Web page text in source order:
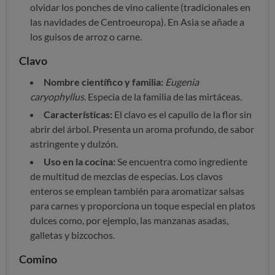
olvidar los ponches de vino caliente (tradicionales en
las navidades de Centroeuropa). En Asia se añade a
los guisos de arroz o carne.
Clavo
Nombre científico y familia: Eugenia
caryophyllus. Especia de la familia de las mirtáceas.
Características: El clavo es el capullo de la flor sin
abrir del árbol. Presenta un aroma profundo, de sabor
astringente y dulzón.
Uso en la cocina: Se encuentra como ingrediente
de multitud de mezclas de especias. Los clavos
enteros se emplean también para aromatizar salsas
para carnes y proporciona un toque especial en platos
dulces como, por ejemplo, las manzanas asadas,
galletas y bizcochos.
Comino